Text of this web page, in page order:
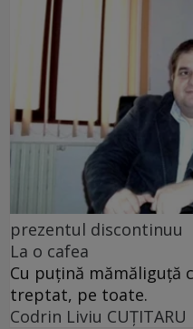
prezentul discontinuu
La o cafea
Cu puţină mămăliguţă
treptat, pe toate.
Codrin Liviu CUŢITARU